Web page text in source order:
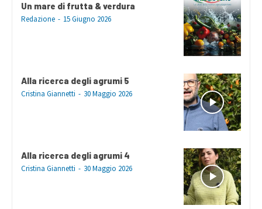
Un mare di frutta & verdura
Redazione - 15 Giugno 2026
Alla ricerca degli agrumi 5
Cristina Giannetti - 30 Maggio 2026
Alla ricerca degli agrumi 4
Cristina Giannetti - 30 Maggio 2026